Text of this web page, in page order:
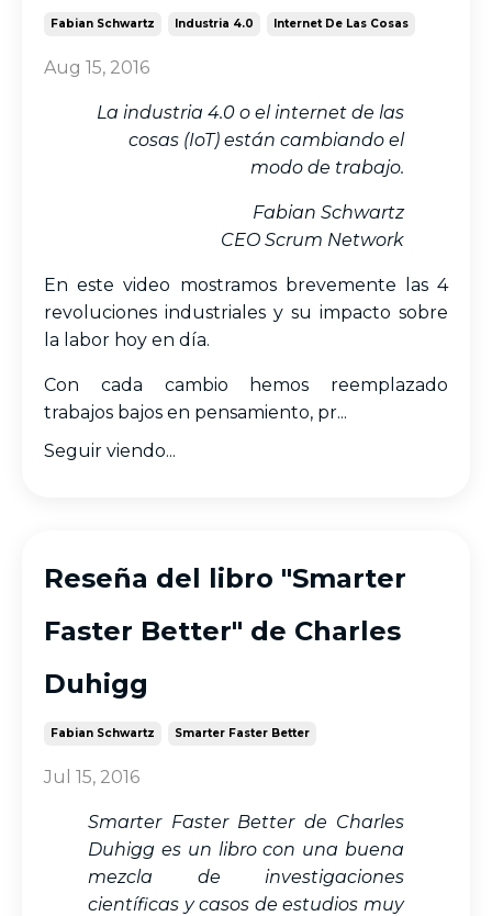
Fabian Schwartz Industria 4.0 Internet De Las Cosas
Aug 15, 2016
La industria 4.0 o el internet de las
cosas (IoT) están cambiando el
modo de trabajo.
Fabian Schwartz
CEO Scrum Network
En este video mostramos brevemente las 4
revoluciones industriales y su impacto sobre
la labor hoy en día.
Con cada cambio hemos reemplazado
trabajos bajos en pensamiento, pr...
Seguir viendo...
Reseña del libro "Smarter
Faster Better" de Charles
Duhigg
Fabian Schwartz Smarter Faster Better
Jul 15, 2016
Smarter Faster Better de Charles
Duhigg es un libro con una buena
mezcla de investigaciones
científicas y casos de estudios muy